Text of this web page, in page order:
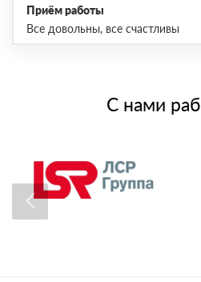
Приём работы
Все довольны, все счастливы
С нами